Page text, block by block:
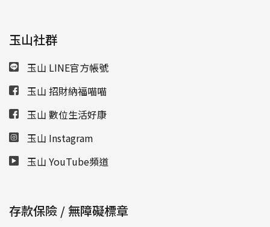
玉山社群
玉山 LINE官方帳號
玉山 招財納福喵喵
玉山 數位生活好康
玉山 Instagram
玉山 YouTube頻道
存款保險 / 無障礙標章